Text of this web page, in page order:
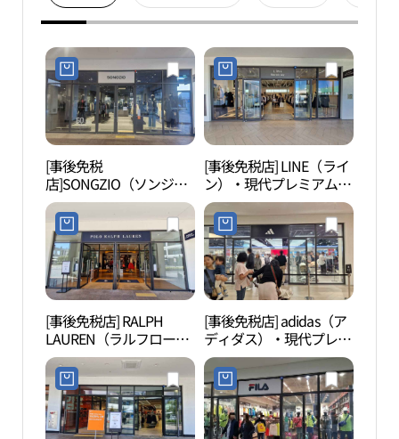
[事後免税
店]SONGZIO（ソンジ
オ）・現代プレミアムア
ウトレットキンポ（金
浦）店(송지오 현대프리
미엄아울렛 김포점)
[事後免税店] LINE（ライ
ン）・現代プレミアムア
ウトレットキンポ（金
浦）店(라인 현대프리미
엄아울렛 김포점)
[事後免税店] RALPH
LAUREN（ラルフローレ
ン）・現代プレミアムア
ウトレットキンポ（金
浦）店(폴로랄프로렌 현
대프리미엄아울렛 김포
점)
[事後免税店] adidas（ア
ディダス）・現代プレミ
アムアウトレットキンポ
（金浦）店(아디다스 현
대프리미엄아울렛 김포
점)